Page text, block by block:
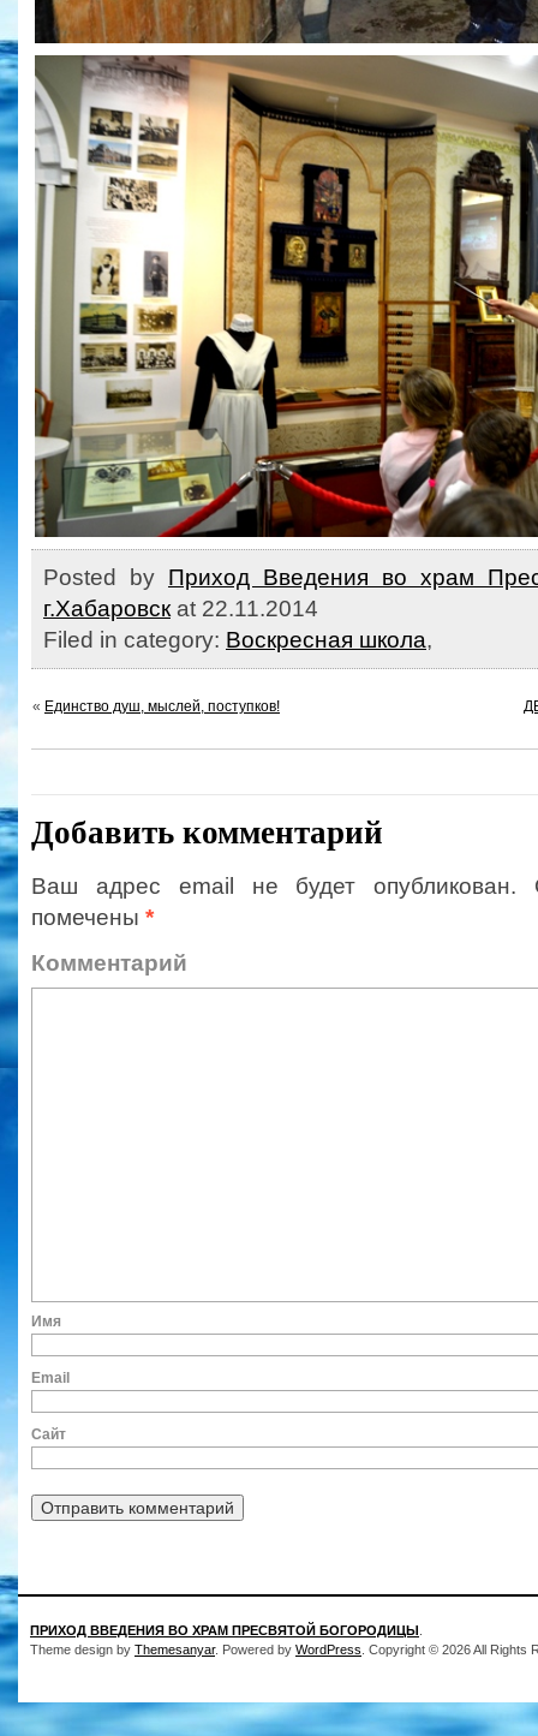
Posted by Приход Введения во храм
г.Хабаровскat 22.11.2014
Filed in category: Воскресная школа,
« Единство душ, мыслей, поступков!
Добавить комментарий
Ваш адрес email не будет опубликован.
помечены *
Сайт
ПРИХОД ВВЕДЕНИЯ ВО ХРАМ ПРЕСВЯТОЙ БОГОРОДИЦЫ
Theme design by Themesanyar. Powered by WordPress . Copyright © 2026 All Rights